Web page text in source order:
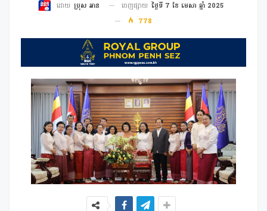
ដោយ ប្រុស អាន ចេញផ្សាយ ថ្ងៃទី 7 ខែ មេសា ឆ្នាំ 2025
778